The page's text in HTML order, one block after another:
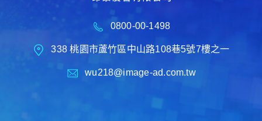
0800-00-1498
338 桃園市蘆竹區中山路108巷5號7樓之一
wu218@image-ad.com.tw